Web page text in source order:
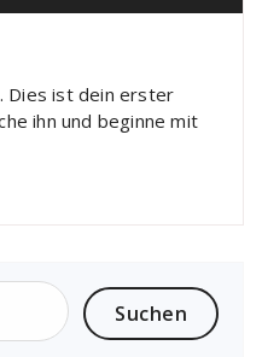
Dies ist dein erster
ihn und beginne mit